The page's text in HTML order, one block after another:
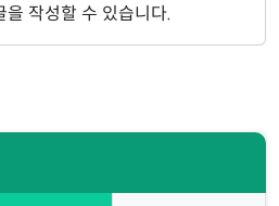
을 작성할 수 있습니다.